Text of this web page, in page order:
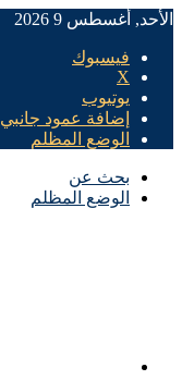
الأحد, أغسطس 9 2026
فيسبوك
X
يوتيوب
إضافة عمود جانبي
الوضع المظلم
بحث عن
الوضع المظلم